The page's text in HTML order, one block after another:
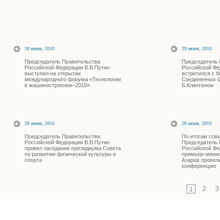
30 июня, 2010
Председатель Правительства
Российской Федерации В.В.Путин
выступил на открытии
международного форума «Технологии
в машиностроении–2010»
29 июня, 2010
Председатель
Российской
встретился с
Соединенных
Б.Клинтоном
28 июня, 2010
Председатель Правительства
Российской Федерации В.В.Путин
провел заседание президиума Совета
по развитию физической культуры и
спорта
28 июня, 2010
По итогам
Председатель
Российской
премьер-
Азаров
конференцию
1 2 3